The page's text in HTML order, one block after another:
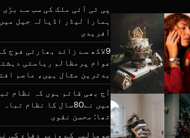
پی ٹی آئی ملک کی سب سے
ہمارا لیڈر اڈیالہ جیل
آفریدی
9لاکھ سے زائد بھارتی فوج
عوام پرمظالم ریاستی
بدترین مثال ہیں، عاصم
آج بھی قائم ہوں کہ نظام
میں نے80سال کا نظام
تھا: محسن نقوی
صومالیہ کے وزیر دفاع کی